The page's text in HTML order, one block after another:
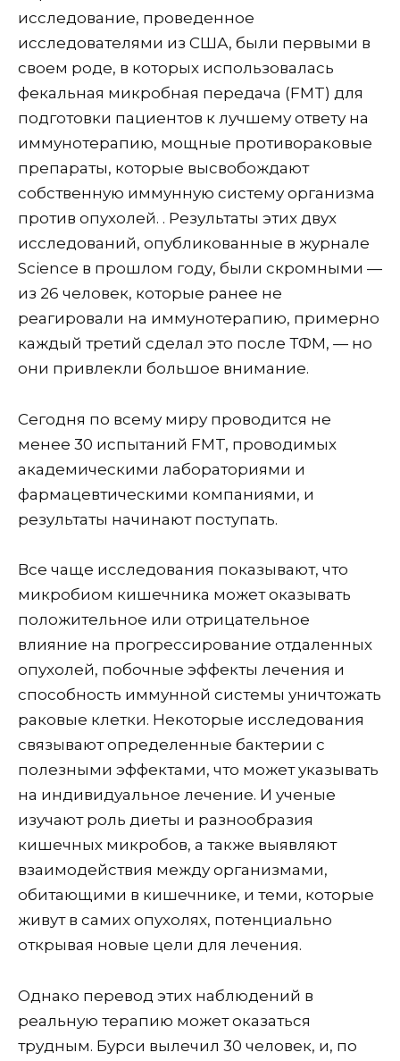
исследование, проведенное
исследователями из США, были первыми в
своем роде, в которых использовалась
фекальная микробная передача (FMT) для
подготовки пациентов к лучшему ответу на
иммунотерапию, мощные противораковые
препараты, которые высвобождают
собственную иммунную систему организма
против опухолей. . Результаты этих двух
исследований, опубликованные в журнале
Science в прошлом году, были скромными —
из 26 человек, которые ранее не
реагировали на иммунотерапию, примерно
каждый третий сделал это после ТФМ, — но
они привлекли большое внимание.
Сегодня по всему миру проводится не
менее 30 испытаний FMT, проводимых
академическими лабораториями и
фармацевтическими компаниями, и
результаты начинают поступать.
Все чаще исследования показывают, что
микробиом кишечника может оказывать
положительное или отрицательное
влияние на прогрессирование отдаленных
опухолей, побочные эффекты лечения и
способность иммунной системы уничтожать
раковые клетки. Некоторые исследования
связывают определенные бактерии с
полезными эффектами, что может указывать
на индивидуальное лечение. И ученые
изучают роль диеты и разнообразия
кишечных микробов, а также выявляют
взаимодействия между организмами,
обитающими в кишечнике, и теми, которые
живут в самих опухолях, потенциально
открывая новые цели для лечения.
Однако перевод этих наблюдений в
реальную терапию может оказаться
трудным. Бурси вылечил 30 человек, и, по